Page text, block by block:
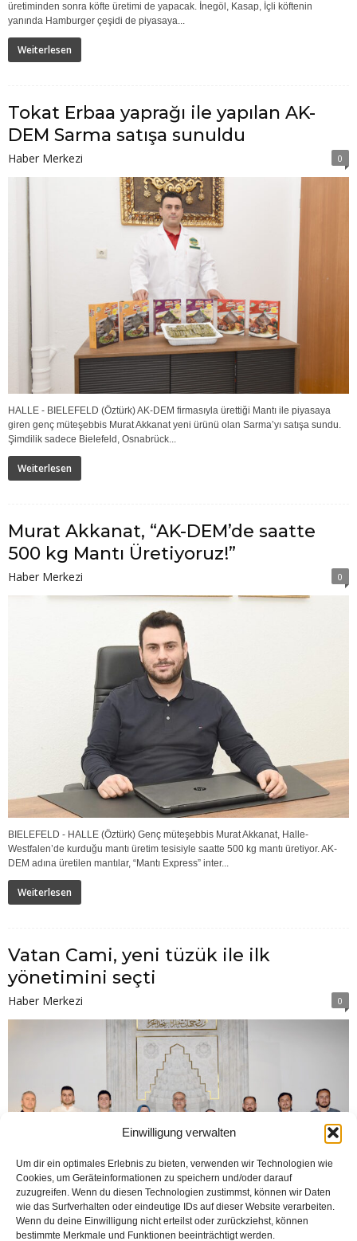
Einwilligung verwalten
Um dir ein optimales Erlebnis zu bieten, verwenden wir Technologien wie
Cookies, um Geräteinformationen zu speichern und/oder darauf
zuzugreifen. Wenn du diesen Technologien zustimmst, können wir Daten
wie das Surfverhalten oder eindeutige IDs auf dieser Website verarbeiten.
Wenn du deine Einwilligung nicht erteilst oder zurückziehst, können
bestimmte Merkmale und Funktionen beeinträchtigt werden.
üretiminden sonra köfte üretimi de yapacak. İnegöl, Kasap, İçli köftenin
yanında Hamburger çeşidi de piyasaya...
Weiterlesen
Tokat Erbaa yaprağı ile yapılan AK-
DEM Sarma satışa sunuldu
Haber Merkezi 0
HALLE - BIELEFELD (Öztürk) AK-DEM firmasıyla ürettiği Mantı ile piyasaya
giren genç müteşebbis Murat Akkanat yeni ürünü olan Sarma’yı satışa sundu.
Şimdilik sadece Bielefeld, Osnabrück...
Weiterlesen
Murat Akkanat, “AK-DEM’de saatte
500 kg Mantı Üretiyoruz!”
Haber Merkezi 0
BIELEFELD - HALLE (Öztürk) Genç müteşebbis Murat Akkanat, Halle-
Westfalen’de kurduğu mantı üretim tesisiyle saatte 500 kg mantı üretiyor. AK-
DEM adına üretilen mantılar, “Mantı Express” inter...
Weiterlesen
Vatan Cami, yeni tüzük ile ilk
yönetimini seçti
Haber Merkezi 0
BIELEFELD (Öztürk) DİTİB bünyesinde faaliyetlerini sürdüren Vatan Cami